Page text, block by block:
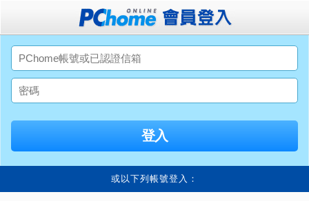
或以下列帳號登入：